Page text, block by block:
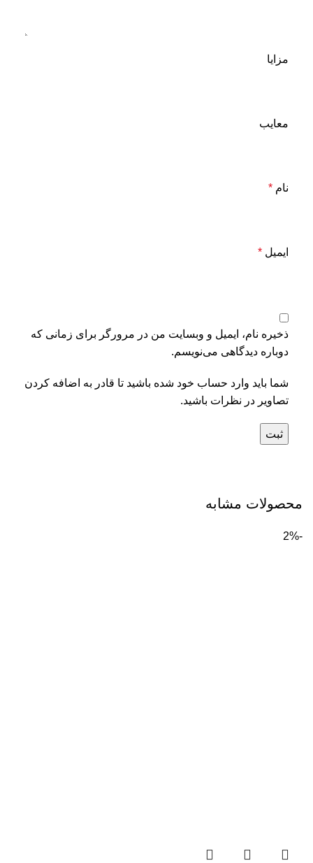
مزایا
معایب
نام *
ایمیل *
ذخیره نام، ایمیل و وبسایت من در مرورگر برای زمانی که
دوباره دیدگاهی می‌نویسم.
شما باید وارد حساب خود شده باشید تا قادر به اضافه کردن
تصاویر در نظرات باشید.
محصولات مشابه
-2%